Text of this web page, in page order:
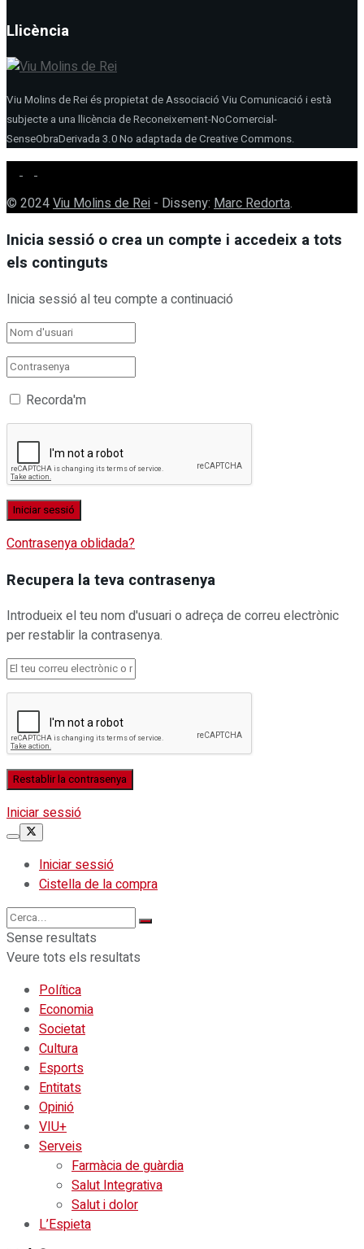
Llicència
Viu Molins de Rei és propietat de Associació Viu Comunicació i està
subjecte a una llicència de Reconeixement-NoComercial-
SenseObraDerivada 3.0 No adaptada de Creative Commons.
© 2024Viu Molins de Rei - Disseny: Marc Redorta.
Inicia sessió o crea un compte i accedeix a tots
els continguts
Inicia sessió al teu compte a continuació
Recorda'm
Contrasenya oblidada?
Recupera la teva contrasenya
Introdueix el teu nom d'usuari o adreça de correu electrònic
per restablir la contrasenya.
Iniciar sessió
Iniciar sessió
Cistella de la compra
Sense resultats
Veure tots els resultats
Política
Economia
Societat
Cultura
Esports
Entitats
Opinió
VIU+
Serveis
Farmàcia de guàrdia
Salut Integrativa
Salut i dolor
L’Espieta